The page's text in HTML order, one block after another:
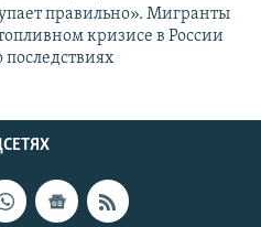
правильно». Мигранты
кризисе в России
последствиях